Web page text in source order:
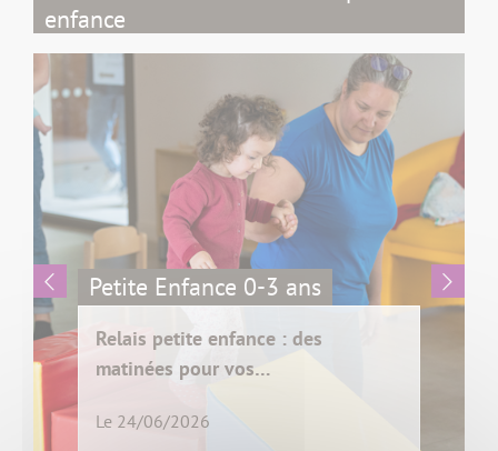
enfance
0-3 ans
enfance : des
pour vos…
2026
Des clés